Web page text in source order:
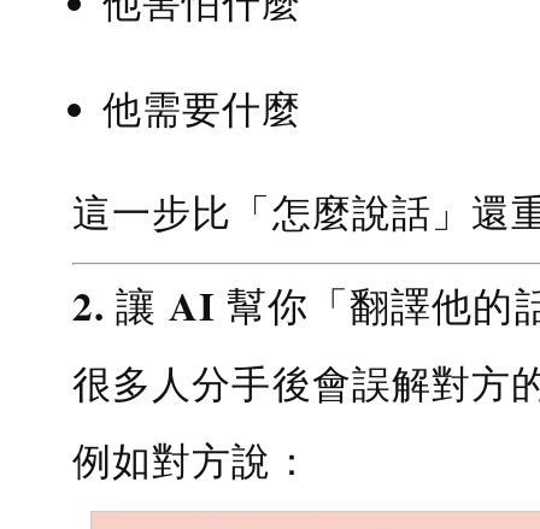
他需要什麼
這一步比「怎麼說話」還
2. 讓 AI 幫你「翻譯他的
很多人分手後會誤解對方
例如對方說：